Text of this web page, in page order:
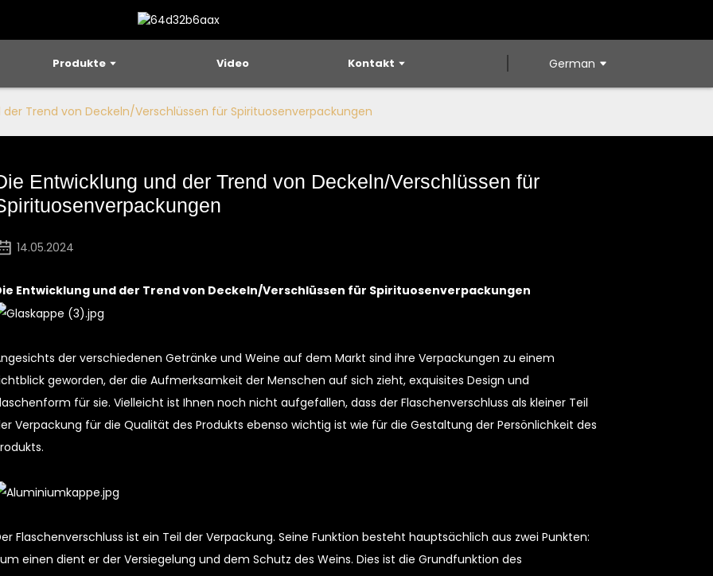
Produkte Video Kontakt German
der Trend von Deckeln/Verschlüssen für Spirituosenverpackungen
Entwicklung und der Trend von Deckeln/Verschlüssen für
14.05.2024
Entwicklung und der Trend von Deckeln/Verschlüssen für Spirituosenverpackungen
der verschiedenen Getränke und Weine auf dem Markt sind ihre Verpackungen zu einem
geworden, der die Aufmerksamkeit der Menschen auf sich zieht, exquisites Design und
für sie. Vielleicht ist Ihnen noch nicht aufgefallen, dass der Flaschenverschluss als kleiner Teil
Verpackung für die Qualität des Produkts ebenso wichtig ist wie für die Gestaltung der Persönlichkeit des
Flaschenverschluss ist ein Teil der Verpackung. Seine Funktion besteht hauptsächlich aus zwei Punkten:
einen dient er der Versiegelung und dem Schutz des Weins. Dies ist die Grundfunktion des